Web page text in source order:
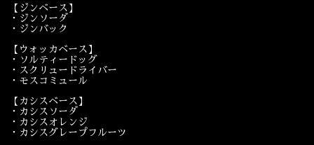
【ジンベース】
・ジンソーダ
・ジンバック
【ウォッカベース】
・ソルティードッグ
・スクリュードライバー
・モスコミュール
【カシスベース】
・カシスソーダ
・カシスオレンジ
・カシスグレープフルーツ
慶事
宴会